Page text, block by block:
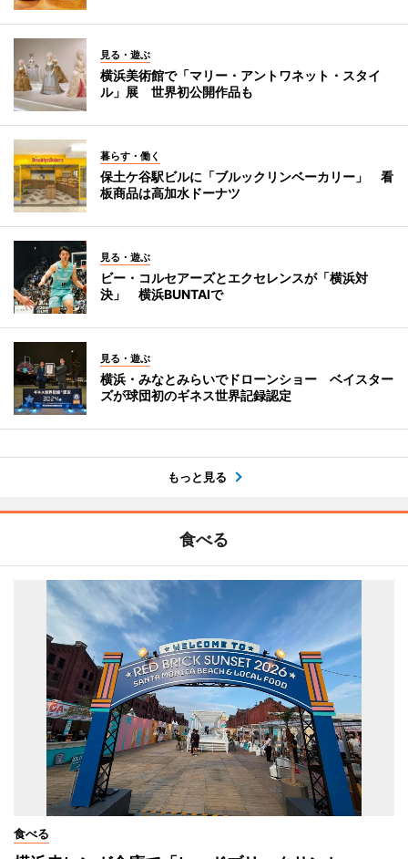
見る・遊ぶ
横浜美術館で「マリー・アントワネット・スタイ
ル」展 世界初公開作品も
暮らす・働く
保土ケ谷駅ビルに「ブルックリンベーカリー」 看
板商品は高加水ドーナツ
見る・遊ぶ
ビー・コルセアーズとエクセレンスが「横浜対
決」 横浜BUNTAIで
見る・遊ぶ
横浜・みなとみらいでドローンショー ベイスター
ズが球団初のギネス世界記録認定
もっと見る
食べる
食べる